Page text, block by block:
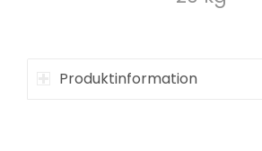
Produktinformation